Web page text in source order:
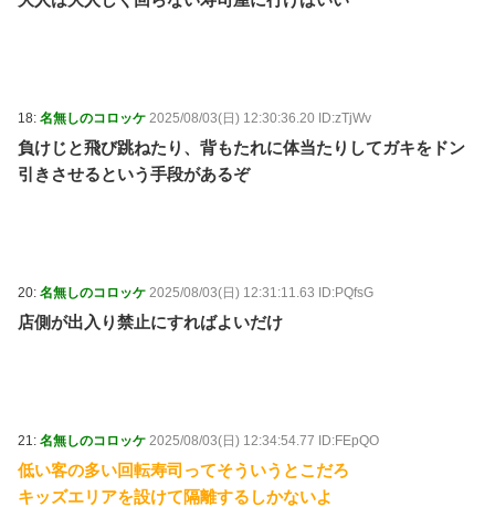
18: 名無しのコロッケ 2025/08/03(日) 12:30:36.20 ID:zTjWv
負けじと飛び跳ねたり、背もたれに体当たりしてガキをドン
引きさせるという手段があるぞ
20: 名無しのコロッケ 2025/08/03(日) 12:31:11.63 ID:PQfsG
店側が出入り禁止にすればよいだけ
21: 名無しのコロッケ 2025/08/03(日) 12:34:54.77 ID:FEpQO
低い客の多い回転寿司ってそういうとこだろ
キッズエリアを設けて隔離するしかないよ